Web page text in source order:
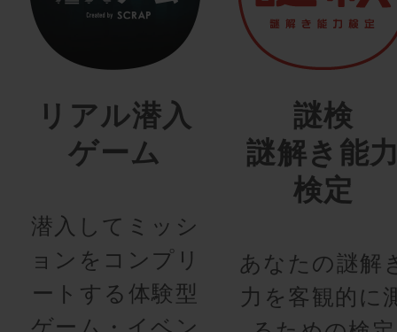
リアル潜入
ゲーム
潜入してミッシ
ョンをコンプリ
ートする体験型
ゲーム・イベン
謎検
謎解き能
検定
あなたの謎解
力を客観的に